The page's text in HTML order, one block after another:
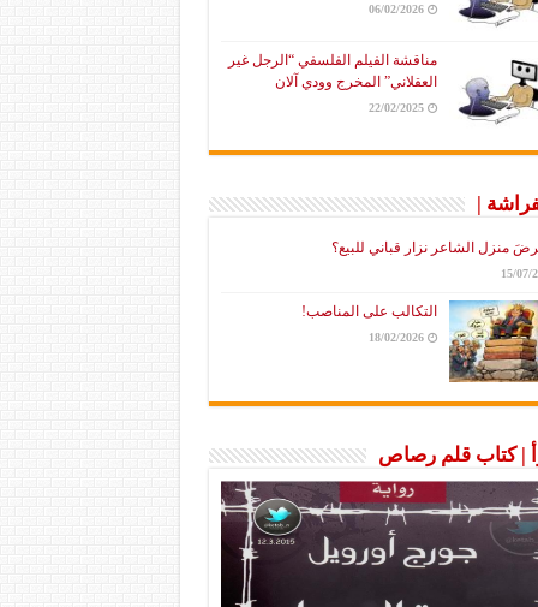
06/02/2026
مناقشة الفيلم الفلسفي “الرجل غير
العقلاني” المخرج وودي آلان
22/02/2025
|
منزل الشاعر نزار قباني للبيع؟
15/07/
التكالب على المناصب!
18/02/2026
| كتاب قلم رصاص